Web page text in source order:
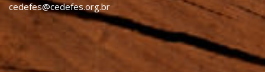
cedefes@cedefes.org.br